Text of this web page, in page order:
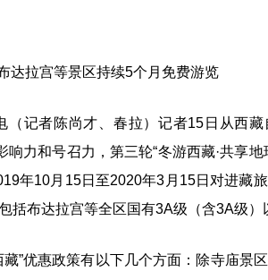
拉宫等景区持续5个月免费游览
记者陈尚才、春拉）记者15日从西藏
响力和号召力，第三轮“冬游西藏·共享
年10月15日至2020年3月15日对进藏
括布达拉宫等全区国有3A级（含3A级）
优惠政策有以下几个方面：除寺庙景